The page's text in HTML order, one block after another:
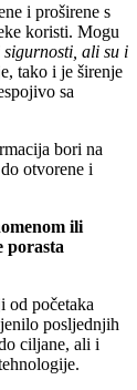
i proširene s
koristi. Mogu
ali su i
tako i je širenje
sa
bori na
otvorene i
ili
porasta
od početaka
posljednjih
ciljane, ali i